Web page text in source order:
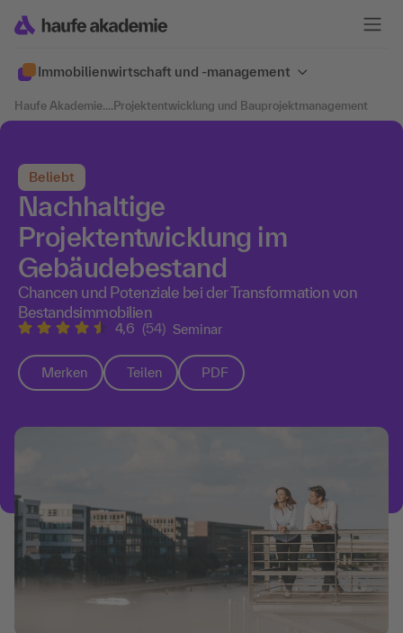
Immobilien­wirtschaft und -management
Haufe Akademie....Projektentwicklung und Bauprojektmanagement
Beliebt
Nachhaltige
Projektentwicklung im
Gebäudebestand
Chancen und Potenziale bei der Transformation von
Bestandsimmobilien
4,6 (54) Seminar
Merken Teilen PDF